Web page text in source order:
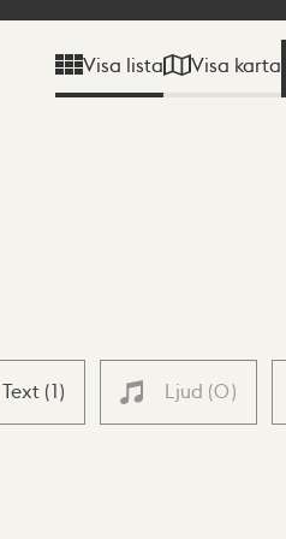
Visa lista Visa karta
Text (1) Ljud (0)